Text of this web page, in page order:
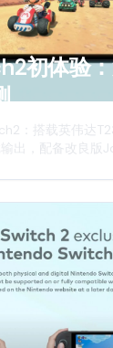
初体验
：搭载英伟达
出，配备改良版
升级与创新特性。